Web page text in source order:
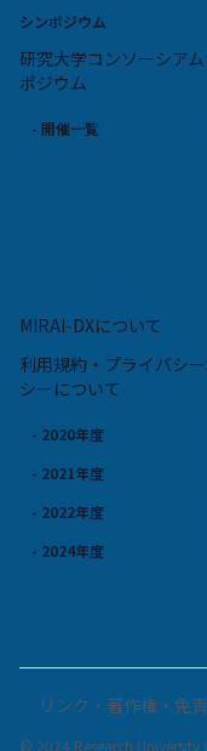
シンポジウム
研究大学コンソーシア
ポジウム
- 開催一覧
MIRAI-DXについて
利用規約・プライバシ
シーについて
- 2020年度
- 2021年度
- 2022年度
- 2024年度
リンク・著作権・免
© 2024 Research University